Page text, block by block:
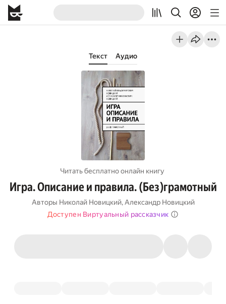
Текст Аудио
Читать бесплатно онлайн книгу
Игра. Описание и правила. (Без)грамотный
Авторы Николай Новицкий,Александр Новицкий
Доступен Виртуальный рассказчик